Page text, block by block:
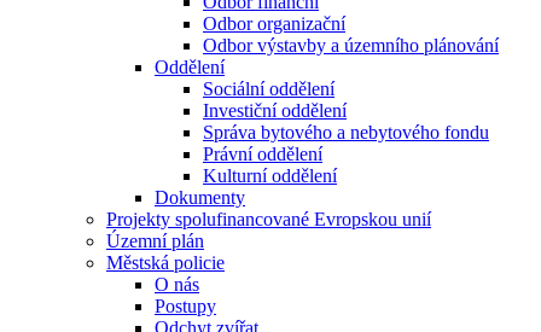
Odbor organizační
Odbor výstavby a územního plánování
Oddělení
Sociální oddělení
Investiční oddělení
Správa bytového a nebytového fondu
Právní oddělení
Kulturní oddělení
Dokumenty
Projekty spolufinancované Evropskou unií
Územní plán
Městská policie
O nás
Postupy
Odchyt zvířat